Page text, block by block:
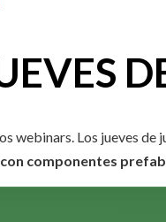
webinars. Los jueves
componentes